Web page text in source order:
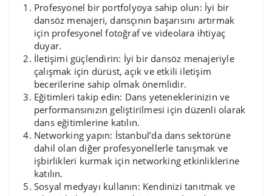
Profesyonel bir portfolyoya sahip olun: İyi bir
dansöz menajeri, dansçının başarısını artırmak
için profesyonel fotoğraf ve videolara ihtiyaç
duyar.
İletişimi güçlendirin: İyi bir dansöz menajeriyle
çalışmak için dürüst, açık ve etkili iletişim
becerilerine sahip olmak önemlidir.
Eğitimleri takip edin: Dans yeteneklerinizin ve
performansınızın geliştirilmesi için düzenli olarak
dans eğitimlerine katılın.
Networking yapın: İstanbul’da dans sektörüne
dahil olan diğer profesyonellerle tanışmak ve
işbirlikleri kurmak için networking etkinliklerine
katılın.
Sosyal medyayı kullanın: Kendinizi tanıtmak ve